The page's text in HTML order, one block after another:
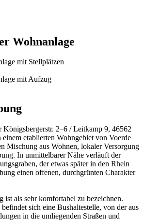
Wohnanlage
Königsbergerstr. 2–6 / Leitkamp 9, 46562
etablierten Wohngebiet von Voerde
Mischung aus Wohnen, lokaler Versorgung
In unmittelbarer Nähe verläuft der
der etwas später in den Rhein
einen offenen, durchgrünten Charakter
ist als sehr komfortabel zu bezeichnen.
sich eine Bushaltestelle, von der aus
in die umliegenden Straßen und